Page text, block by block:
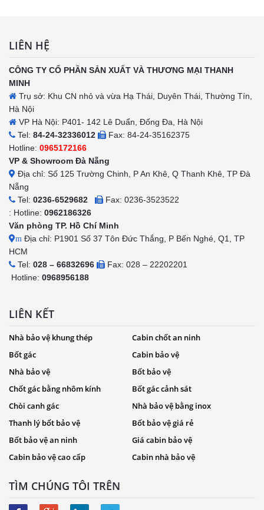
LIÊN HỆ
CÔNG TY CỔ PHẦN SẢN XUẤT VÀ THƯƠNG MẠI THANH
MINH
Trụ sở: Khu CN nhỏ và vừa Hạ Thái, Duyên Thái, Thường Tín,
Hà Nội
VP Hà Nội: P401- 142 Lê Duẩn, Đống Đa, Hà Nội
Tel: 84-24-32336012
Fax: 84-24-35162375
Hotline: 0965172166
VP & Showroom Đà Nẵng
Địa chỉ: Số 125 Trường Chinh, P An Khê, Q Thanh Khê, TP Đà
Nẵng
Tel: 0236-6529682
Fax: 0236-3523522
: Hotline: 0962186326
Văn phòng TP. Hồ Chí Minh
m Địa chỉ: P1901 Số 37 Tôn Đức Thắng, P Bến Nghé, Q1, TP
HCM
Tel: 028 – 66832696
Fax: 028 – 22202201
Hotline: 0968956188
LIÊN KẾT
Nhà bảo vệ khung thép
Cabin chốt an ninh
Bốt gác
Cabin bảo vệ
Nhà bảo vệ
Bốt bảo vệ
Chốt gác bằng nhôm kính
Bốt gác cảnh sát
Chòi canh gác
Nhà bảo vệ bằng inox
Thanh lý bốt bảo vệ
Bốt bảo vệ giá rẻ
Bốt bảo vệ an ninh
Giá cabin bảo vệ
Cabin bảo vệ cao cấp
Cabin nhà bảo vệ
TÌM CHÚNG TÔI TRÊN